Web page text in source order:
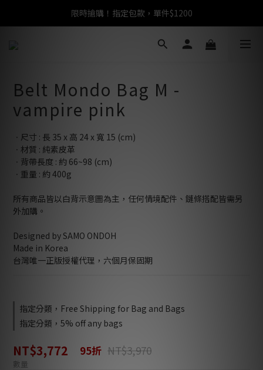
任選包款，即享免運
限時搶購！指定包款，單件$1200
任選包款，即享免運
Belt Mondo Bag M -
vampire pink
ㆍ尺寸 : 長 35 x 高 24 x 寬 15 (cm)
ㆍ材質 : 純素皮革
ㆍ背帶長度 : 約 66~98 (cm)
ㆍ重量 : 約 400g
所有商品皆以白背示意圖為主，任何情境配件、鏈條搭配皆需另
外加購。
Designed by SAMO ONDOH
Made in Korea
台灣唯一正版授權代理，六個月保固期
指定分類，Free Shipping for Bag and Bags
指定分類，5% off any bags
NT$3,772 95折 NT$3,970
數量